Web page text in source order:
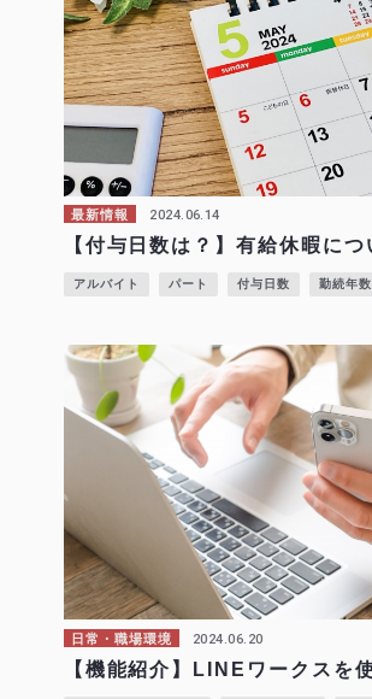
最新情報 2024.06.14
【付与日数は？】有給休暇につ
アルバイト パート 付与日数 勤続年数
日常・職場環境 2024.06.20
【機能紹介】LINEワークスを